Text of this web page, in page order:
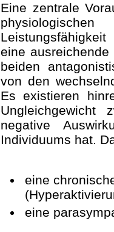
Eine zentrale
eine
beiden
von den
Es existieren
Ungleichgewicht
negative
Individuums hat.
eine
eine